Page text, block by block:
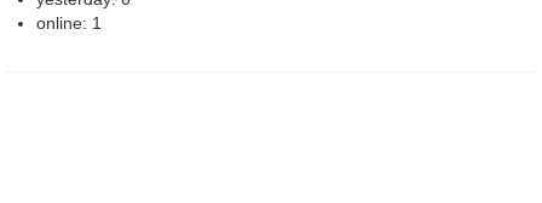
online: 1